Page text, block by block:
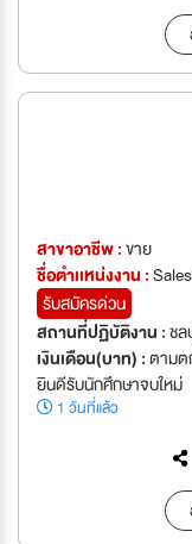
สาขาอาชีพ :ขาย
ชื่อตำเเหน่งงาน :
รับสมัครด่วน
สถานที่ปฏิบัติงาน :ช
เงินเดือน(บาท) :ตามต
ยินดีรับนักศึกษาจบใหม่
1 วันที่แล้ว